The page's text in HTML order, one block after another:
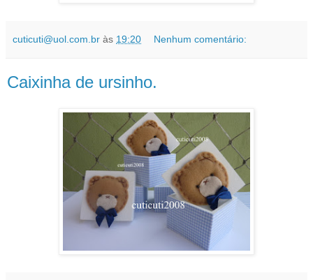
cuticuti@uol.com.br às 19:20 Nenhum comentário:
Caixinha de ursinho.